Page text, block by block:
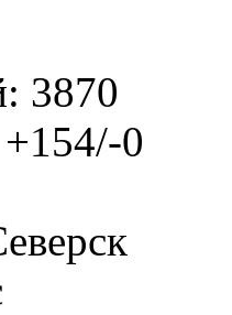
3870
0